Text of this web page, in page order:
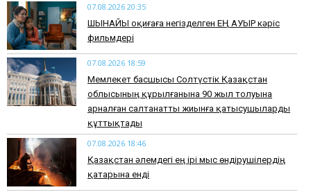
07.08.2026 20:35
​ШЫНАЙЫ оқиғаға негізделген ЕҢ АУЫР кәріс
фильмдері
07.08.2026 18:59
Мемлекет басшысы Солтүстік Қазақстан
облысының құрылғанына 90 жыл толуына
арналған салтанатты жиынға қатысушыларды
құттықтады
07.08.2026 18:46
Қазақстан әлемдегі ең ірі мыс өндірушілердің
қатарына енді